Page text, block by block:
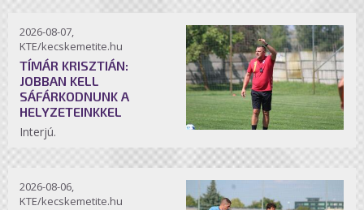
2026-08-07,
KTE/kecskemetite.hu
TÍMÁR KRISZTIÁN:
JOBBAN KELL
SÁFÁRKODNUNK A
HELYZETEINKKEL
Interjú.
2026-08-06,
KTE/kecskemetite.hu